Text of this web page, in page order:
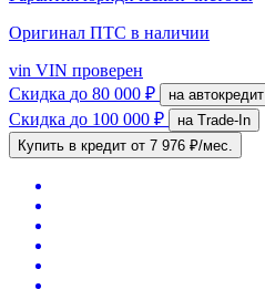
Оригинал ПТС в наличии
vin VIN проверен
Скидка до 80 000 ₽ на автокредит
Скидка до 100 000 ₽
на Trade-In
Купить в кредит от 7 976 ₽/мес.